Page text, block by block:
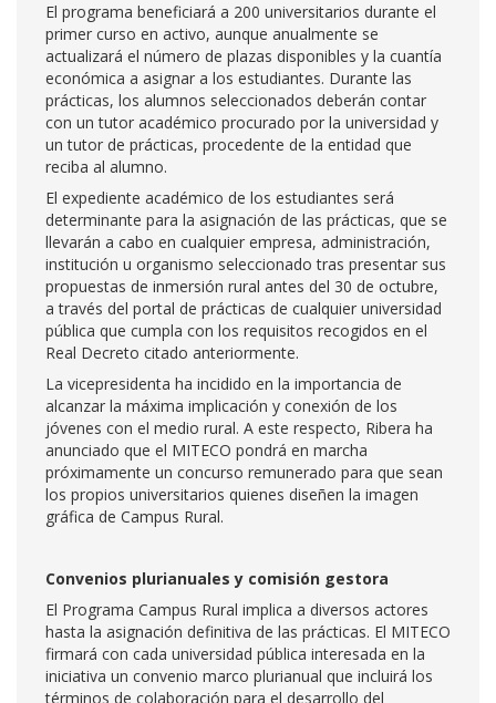
El programa beneficiará a 200 universitarios durante el
primer curso en activo, aunque anualmente se
actualizará el número de plazas disponibles y la cuantía
económica a asignar a los estudiantes. Durante las
prácticas, los alumnos seleccionados deberán contar
con un tutor académico procurado por la universidad y
un tutor de prácticas, procedente de la entidad que
reciba al alumno.
El expediente académico de los estudiantes será
determinante para la asignación de las prácticas, que se
llevarán a cabo en cualquier empresa, administración,
institución u organismo seleccionado tras presentar sus
propuestas de inmersión rural antes del 30 de octubre,
a través del portal de prácticas de cualquier universidad
pública que cumpla con los requisitos recogidos en el
Real Decreto citado anteriormente.
La vicepresidenta ha incidido en la importancia de
alcanzar la máxima implicación y conexión de los
jóvenes con el medio rural. A este respecto, Ribera ha
anunciado que el MITECO pondrá en marcha
próximamente un concurso remunerado para que sean
los propios universitarios quienes diseñen la imagen
gráfica de Campus Rural.
Convenios plurianuales y comisión gestora
El Programa Campus Rural implica a diversos actores
hasta la asignación definitiva de las prácticas. El MITECO
firmará con cada universidad pública interesada en la
iniciativa un convenio marco plurianual que incluirá los
términos de colaboración para el desarrollo del